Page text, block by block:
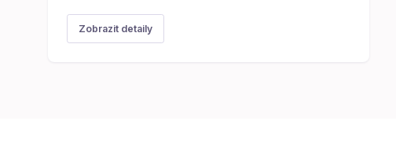
Zobrazit detaily